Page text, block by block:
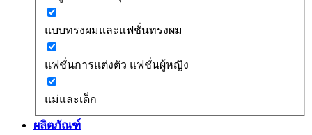
แบบทรงผมและแฟชั่นทรงผม
แฟชั่นการแต่งตัว แฟชั่นผู้หญิง
แม่และเด็ก
ผลิตภัณฑ์